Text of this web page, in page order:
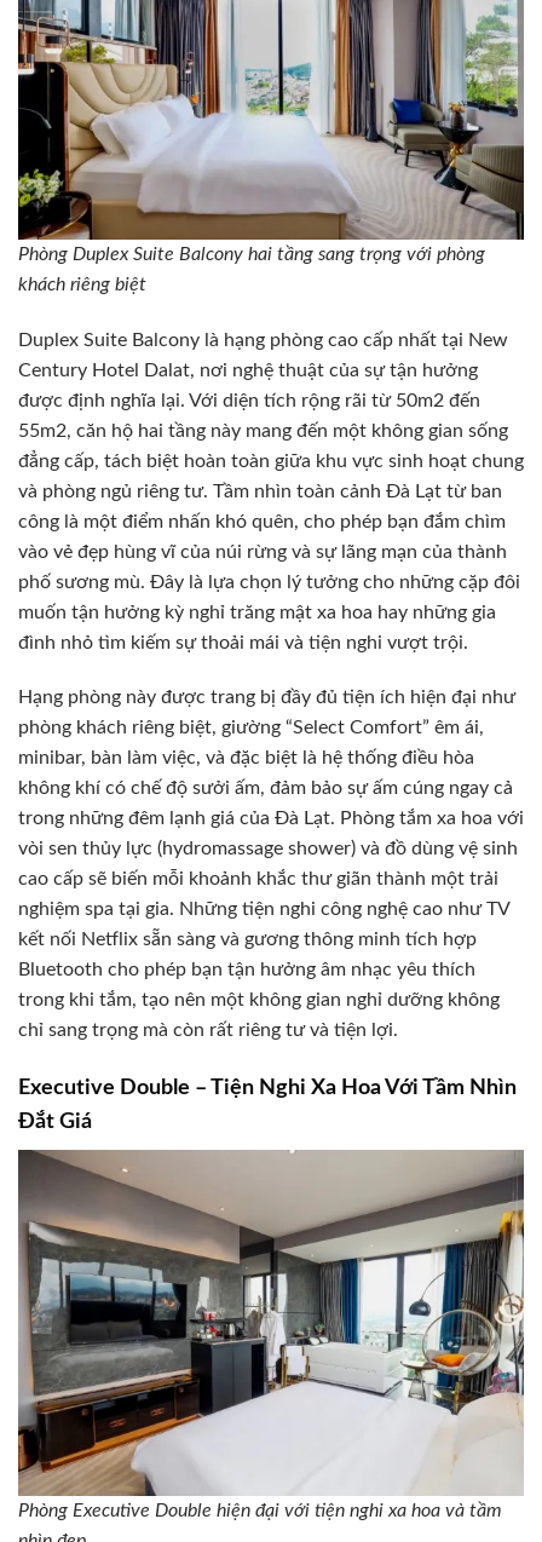
Phòng Duplex Suite Balcony hai tầng sang trọng với phòng
khách riêng biệt
Duplex Suite Balcony là hạng phòng cao cấp nhất tại New
Century Hotel Dalat, nơi nghệ thuật của sự tận hưởng
được định nghĩa lại. Với diện tích rộng rãi từ 50m2 đến
55m2, căn hộ hai tầng này mang đến một không gian sống
đẳng cấp, tách biệt hoàn toàn giữa khu vực sinh hoạt chung
và phòng ngủ riêng tư. Tầm nhìn toàn cảnh Đà Lạt từ ban
công là một điểm nhấn khó quên, cho phép bạn đắm chìm
vào vẻ đẹp hùng vĩ của núi rừng và sự lãng mạn của thành
phố sương mù. Đây là lựa chọn lý tưởng cho những cặp đôi
muốn tận hưởng kỳ nghỉ trăng mật xa hoa hay những gia
đình nhỏ tìm kiếm sự thoải mái và tiện nghi vượt trội.
Hạng phòng này được trang bị đầy đủ tiện ích hiện đại như
phòng khách riêng biệt, giường “Select Comfort” êm ái,
minibar, bàn làm việc, và đặc biệt là hệ thống điều hòa
không khí có chế độ sưởi ấm, đảm bảo sự ấm cúng ngay cả
trong những đêm lạnh giá của Đà Lạt. Phòng tắm xa hoa với
vòi sen thủy lực (hydromassage shower) và đồ dùng vệ sinh
cao cấp sẽ biến mỗi khoảnh khắc thư giãn thành một trải
nghiệm spa tại gia. Những tiện nghi công nghệ cao như TV
kết nối Netflix sẵn sàng và gương thông minh tích hợp
Bluetooth cho phép bạn tận hưởng âm nhạc yêu thích
trong khi tắm, tạo nên một không gian nghỉ dưỡng không
chỉ sang trọng mà còn rất riêng tư và tiện lợi.
Executive Double – Tiện Nghi Xa Hoa Với Tầm Nhìn
Đắt Giá
Phòng Executive Double hiện đại với tiện nghi xa hoa và tầm